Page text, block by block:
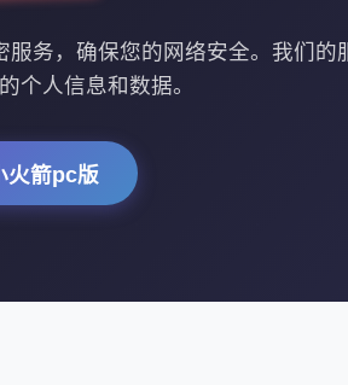
务，确保您的网络安全。我们的
个人信息和数据。
火箭pc版